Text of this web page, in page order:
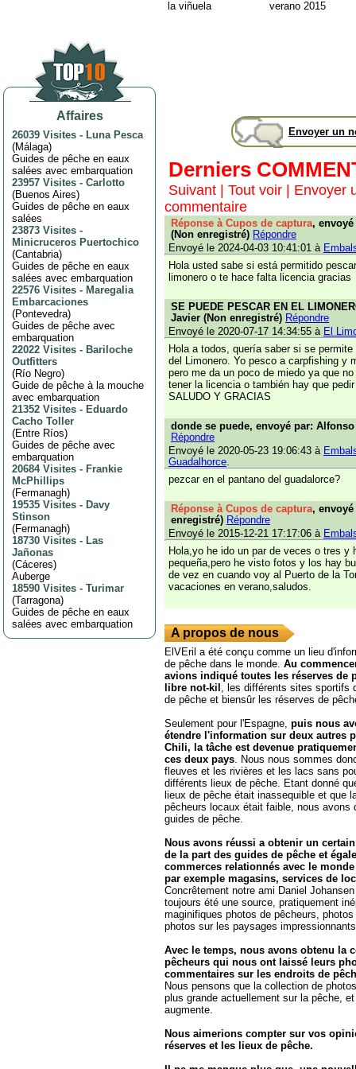
Affaires
26039 Visites - Luna Pesca
(Málaga)
Guides de pêche en eaux
salées avec embarquation
23957 Visites - Carlotto
(Buenos Aires)
Guides de pêche en eaux
salées
23873 Visites -
Minicruceros Puertochico
(Cantabria)
Guides de pêche en eaux
salées avec embarquation
22576 Visites - Maregalia
Embarcaciones
(Pontevedra)
Guides de pêche avec
embarquation
22022 Visites - Bariloche
Outfitters
(Río Negro)
Guide de pêche à la mouche
avec embarquation
21352 Visites - Eduardo
Cacho Toller
(Entre Ríos)
Guides de pêche avec
embarquation
20684 Visites - Frankie
McPhillips
(Fermanagh)
19535 Visites - Davy
Stinson
(Fermanagh)
18730 Visites - Las
Jañonas
(Cáceres)
Auberge
18590 Visites - Turimar
(Tarragona)
Guides de pêche en eaux
salées avec embarquation
la viñuela verano 2015
Envoyer un
Derniers
Suivant Tout voir
Envoyer
commentaire
Réponse à Cupos de captura,
(Non enregistré) Répondre
Envoyé le 2024-04-03 10:41:01 à
Hola usted sabe si está permitido
limonero o te hace falta licencia gracias
SE PUEDE PESCAR EN EL
Javier (Non enregistré) Répondre
Envoyé le 2020-07-17 14:34:55 à El
Hola a todos, quería saber si se
del Limonero. Yo pesco a carpfishing y
pero me da un poco de miedo ya que
tener la licencia o también hay que
SALUDO Y GRACIAS
donde se puede, envoyé par:
Répondre
Envoyé le 2020-05-23 19:06:43 à
Guadalhorce.
pezcar en el pantano del guadalorce?
Réponse à Cupos de captura,
enregistré) Répondre
Envoyé le 2015-12-21 17:17:06 à
Hola,yo he ido un par de veces o tres y
pequeña,pero he visto fotos y los hay
de vez en cuando voy al Puerto de la
vacaciones en verano,saludos.
A propos de nous
ElVEril a été conçu comme un lieu
de pêche dans le monde. Au
avions indiqué toutes les réserves de
libre not-kil , les différents sites sportifs
de pêche et biensûr les réserves de
Seulement pour l'Espagne, puis nous
étendre l'information sur deux autres
Chili, la tâche est devenue
ces deux pays. Nous nous sommes
fleuves et les rivières et les lacs sans
différents lieux de pêche. Etant donné
lieux de pêche était inassequible et que
pêcheurs locaux était faible, nous avons
guides de pêche.
Nous avons réussi a obtenir un
de la part des guides de pêche et
commerces relationnés avec le
par exemple magasins, services de
Concrêtement notre ami Daniel
toujours été une source, pratiquement
maginifiques photos de pêcheurs,
photos sur les paysages
Avec le temps, nous avons obtenu la
pêcheurs qui nous ont laissé leurs
commentaires sur les endroits de
Nous pensons que la collection de
plus grande actuellement sur la pêche,
augmente.
Nous aimerions compter sur vos
réserves et les lieux de pêche.